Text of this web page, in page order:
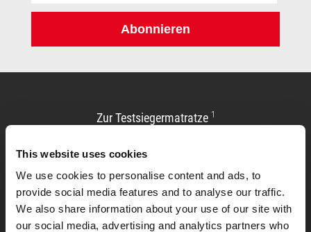
This website uses cookies
We use cookies to personalise content and ads, to
provide social media features and to analyse our traffic.
We also share information about your use of our site with
our social media, advertising and analytics partners who
Abonnieren
Zur Testsiegermatratze 1